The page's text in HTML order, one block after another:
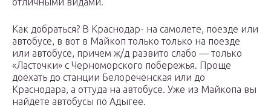
Как добраться? В Краснодар- на самолете, поезде или
автобусе, в вот в Майкоп только только на поезде
или автобусе, причем ж/д развито слабо — только
«Ласточки» с Черноморского побережья. Проще
доехать до станции Белореченская или до
Краснодара, а оттуда на автобусе. Уже из Майкопа вы
найдете автобусы по Адыгее.